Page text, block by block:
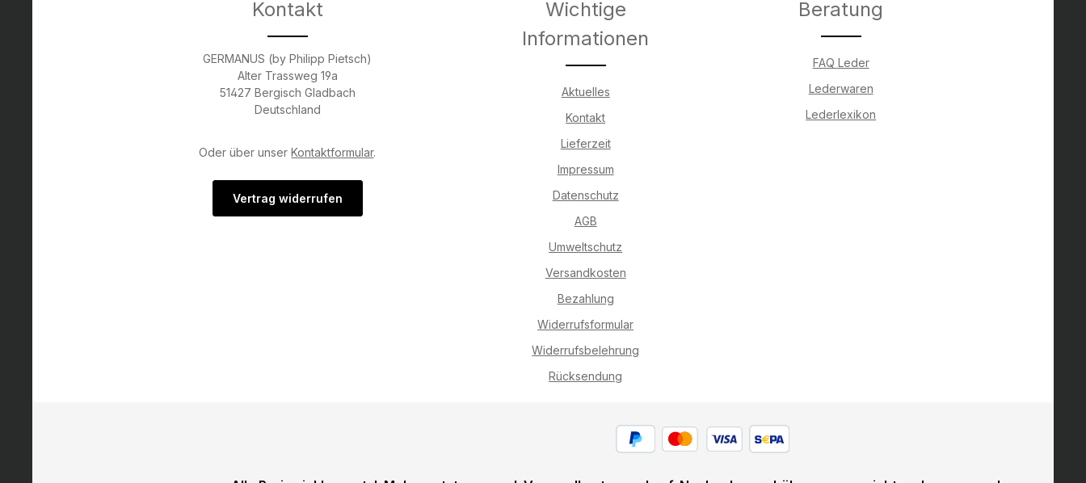
Kontakt
GERMANUS (by Philipp Pietsch)
Alter Trassweg 19a
51427 Bergisch Gladbach
Deutschland
Oder über unserKontaktformular.
Vertrag widerrufen
Wichtige
Informationen
Aktuelles
Kontakt
Lieferzeit
Impressum
Datenschutz
AGB
Umweltschutz
Versandkosten
Bezahlung
Widerrufsformular
Widerrufsbelehrung
Rücksendung
Beratung
FAQ Leder
Lederwaren
Lederlexikon